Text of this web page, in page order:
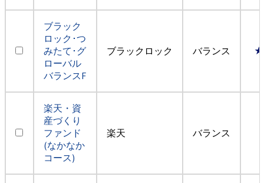
ブラック
ロック･つ
みたて･グ
ローバル
バランスF
ブラックロック バランス
楽天・資
産づくり
ファンド
(なかなか
コース)
楽天 バランス